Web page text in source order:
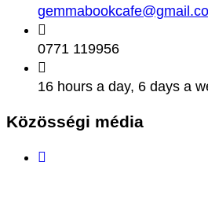
0771 119956
16 hours a day, 6 days a
Közösségi média